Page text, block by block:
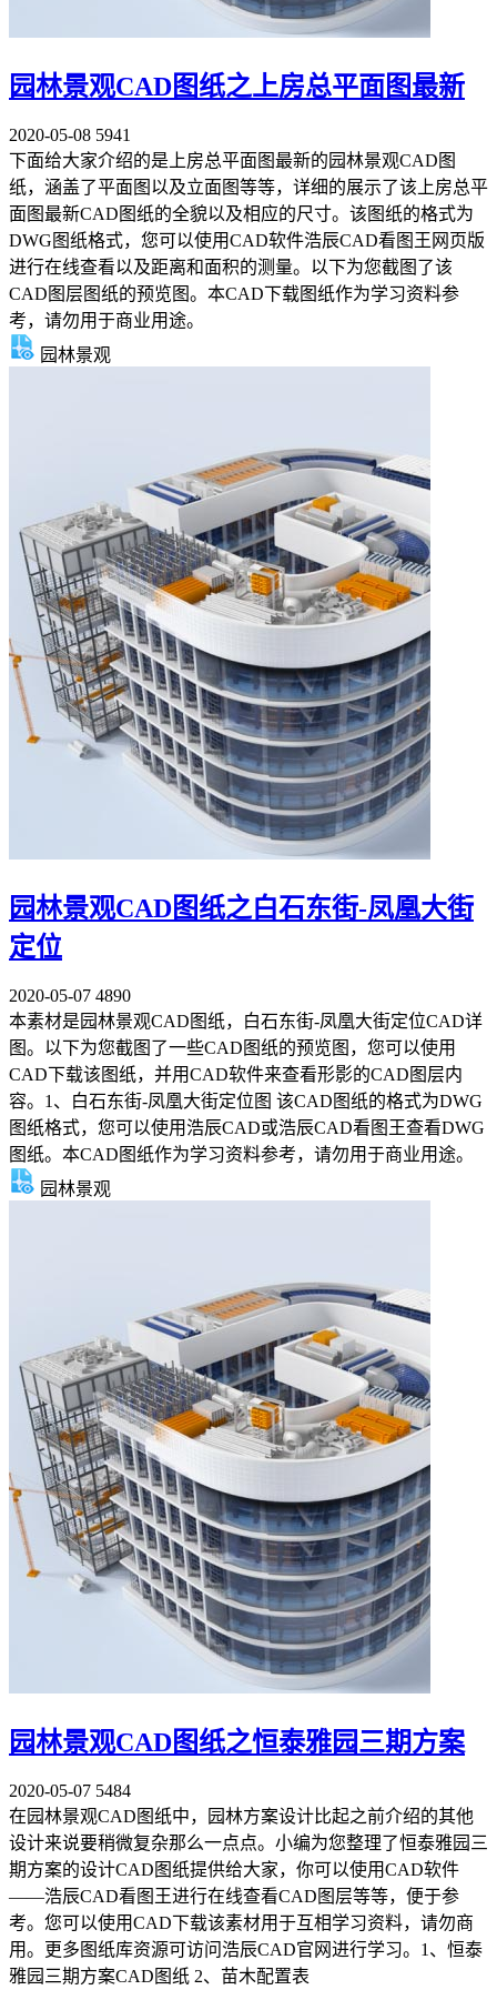
园林景观CAD图纸之上房总平面图最新
2020-05-08 5941
下面给大家介绍的是上房总平面图最新的园林景观CAD图
纸，涵盖了平面图以及立面图等等，详细的展示了该上房总平
面图最新CAD图纸的全貌以及相应的尺寸。该图纸的格式为
DWG图纸格式，您可以使用CAD软件浩辰CAD看图王网页版
进行在线查看以及距离和面积的测量。以下为您截图了该
CAD图层图纸的预览图。本CAD下载图纸作为学习资料参
考，请勿用于商业用途。
园林景观
园林景观CAD图纸之白石东街-凤凰大街
定位
2020-05-07 4890
本素材是园林景观CAD图纸，白石东街-凤凰大街定位CAD详
图。以下为您截图了一些CAD图纸的预览图，您可以使用
CAD下载该图纸，并用CAD软件来查看形影的CAD图层内
容。1、白石东街-凤凰大街定位图 该CAD图纸的格式为DWG
图纸格式，您可以使用浩辰CAD或浩辰CAD看图王查看DWG
图纸。本CAD图纸作为学习资料参考，请勿用于商业用途。
园林景观
园林景观CAD图纸之恒泰雅园三期方案
2020-05-07 5484
在园林景观CAD图纸中，园林方案设计比起之前介绍的其他
设计来说要稍微复杂那么一点点。小编为您整理了恒泰雅园三
期方案的设计CAD图纸提供给大家，你可以使用CAD软件
——浩辰CAD看图王进行在线查看CAD图层等等，便于参
考。您可以使用CAD下载该素材用于互相学习资料，请勿商
用。更多图纸库资源可访问浩辰CAD官网进行学习。1、恒泰
雅园三期方案CAD图纸 2、苗木配置表